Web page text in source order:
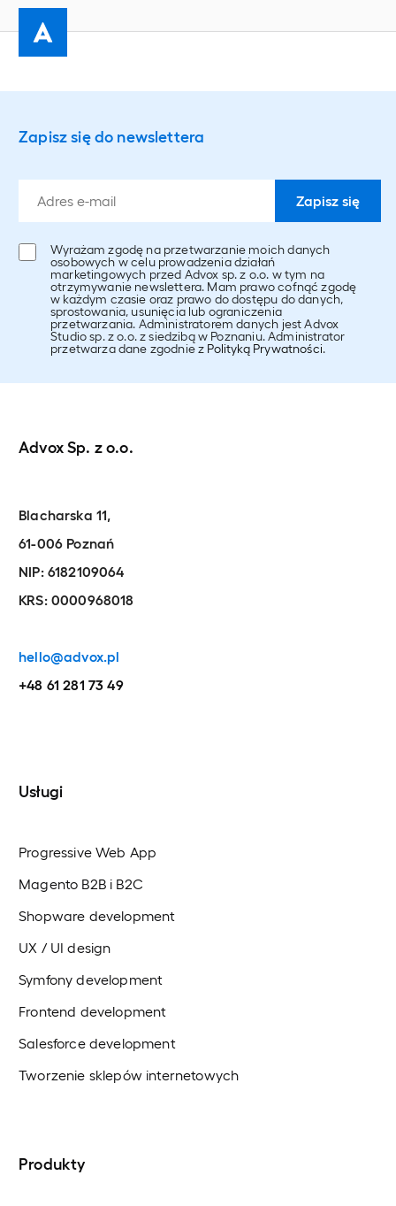
Advox Sp. z o.o.
Blacharska 11,
61-006 Poznań
NIP: 6182109064
KRS: 0000968018
hello@advox.pl
+48 61 281 73 49
Usługi
Progressive Web App
Magento B2B i B2C
Shopware development
UX / UI design
Symfony development
Frontend development
Salesforce development
Tworzenie sklepów internetowych
Produkty
Zapisz się do newslettera
Wyrażam zgodę na przetwarzanie moich danych
osobowych w celu prowadzenia działań
marketingowych przed Advox sp. z o.o. w tym na
otrzymywanie newslettera. Mam prawo cofnąć zgodę
w każdym czasie oraz prawo do dostępu do danych,
sprostowania, usunięcia lub ograniczenia
przetwarzania. Administratorem danych jest Advox
Studio sp. z o.o. z siedzibą w Poznaniu. Administrator
przetwarza dane zgodnie z Polityką Prywatności.